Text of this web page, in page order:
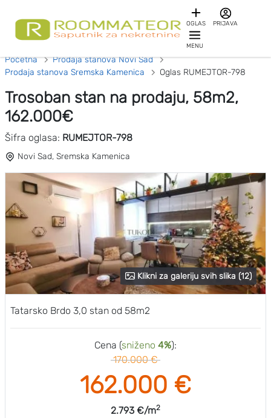
OGLAS PRIJAVA
MENU
Početna
Prodaja stanova Novi Sad
Prodaja stanova Sremska Kamenica
Oglas RUMEJTOR-798
Trosoban stan na prodaju, 58m2,
162.000€
Šifra oglasa: RUMEJTOR-798
Novi Sad, Sremska Kamenica
Klikni za galeriju svih slika (12)
Tatarsko Brdo 3,0 stan od 58m2
Cena (sniženo 4%):
170.000 €
162.000 €
2.793 €/m2